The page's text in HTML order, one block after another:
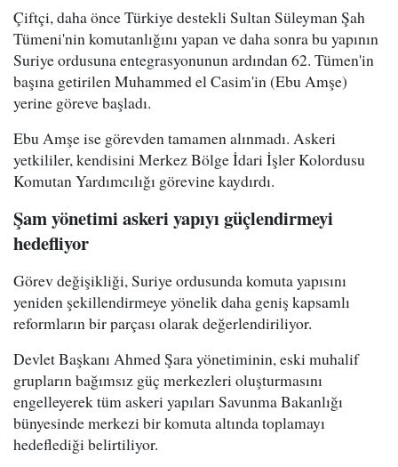
Çiftçi, daha önce Türkiye destekli Sultan Süleyman Şah
Tümeni'nin komutanlığını yapan ve daha sonra bu yapının
Suriye ordusuna entegrasyonunun ardından 62. Tümen'in
başına getirilen Muhammed el Casim'in (Ebu Amşe)
yerine göreve başladı.
Ebu Amşe ise görevden tamamen alınmadı. Askeri
yetkililer, kendisini Merkez Bölge İdari İşler Kolordusu
Komutan Yardımcılığı görevine kaydırdı.
Şam yönetimi askeri yapıyı güçlendirmeyi
hedefliyor
Görev değişikliği, Suriye ordusunda komuta yapısını
yeniden şekillendirmeye yönelik daha geniş kapsamlı
reformların bir parçası olarak değerlendiriliyor.
Devlet Başkanı Ahmed Şara yönetiminin, eski muhalif
grupların bağımsız güç merkezleri oluşturmasını
engelleyerek tüm askeri yapıları Savunma Bakanlığı
bünyesinde merkezi bir komuta altında toplamayı
hedeflediği belirtiliyor.